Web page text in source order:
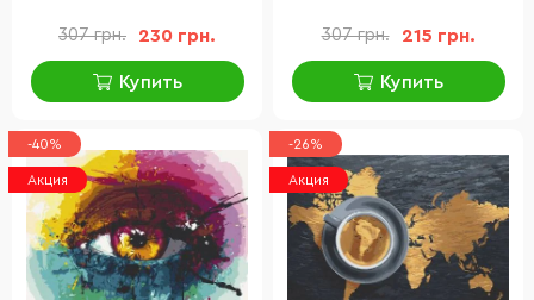
307 грн. 230 грн.
Купить
307 грн. 215 грн.
Купить
-40%
Акция
-26%
Акция